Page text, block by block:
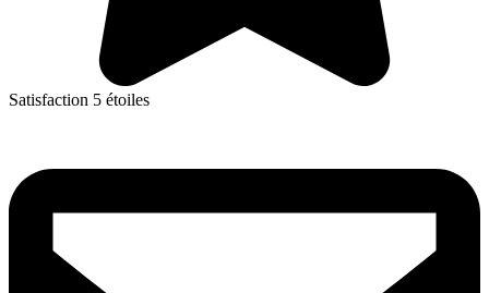
Satisfaction 5 étoiles